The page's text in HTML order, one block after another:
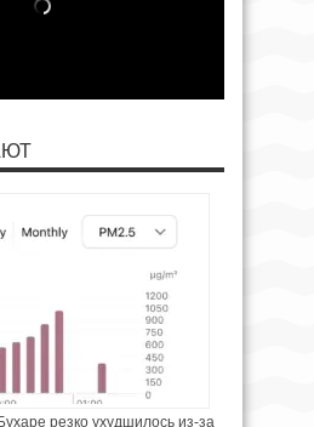
резко ухудшилось из-за